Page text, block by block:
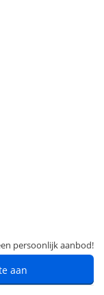
persoonlijk aanbod!
aan